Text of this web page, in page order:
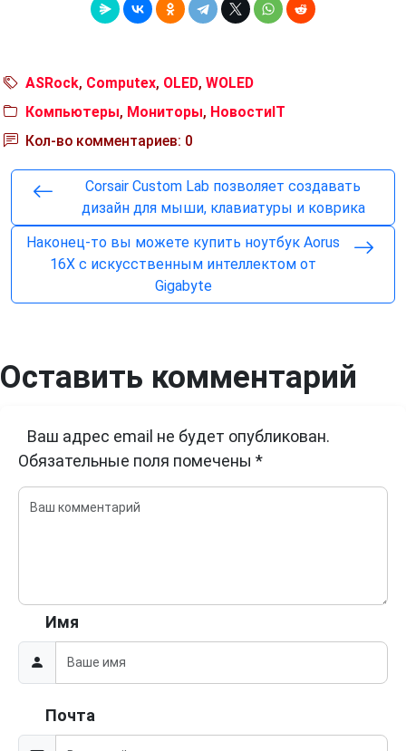
ASRock, Computex, OLED, WOLED
Компьютеры, Мониторы, НовостиIT
Кол-во комментариев: 0
Corsair Custom Lab позволяет создавать
дизайн для мыши, клавиатуры и коврика
Наконец-то вы можете купить ноутбук Aorus
16X с искусственным интеллектом от
Gigabyte
Оставить комментарий
Ваш адрес email не будет опубликован.
Обязательные поля помечены *
Имя
Почта